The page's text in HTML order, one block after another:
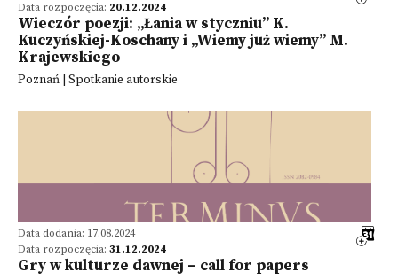
Data rozpoczęcia: 20.12.2024
Wieczór poezji: „Łania w styczniu” K.
Kuczyńskiej-Koschany i „Wiemy już wiemy” M.
Krajewskiego
Poznań | Spotkanie autorskie
Data dodania: 17.08.2024
Data rozpoczęcia: 31.12.2024
Gry w kulturze dawnej – call for papers